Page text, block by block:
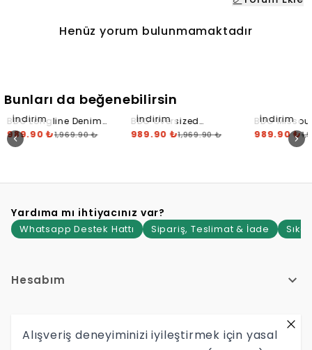
Alışveriş deneyiminizi iyileştirmek için yasal
Henüz yorum bulunmamaktadır
Bunları da beğenebilirsin
İndirim
BDG Longline Denim
Jorts - Indigo
989.90 ₺1,969.90 ₺
İndirim
BDG Oversized
Carpenter Shorts -
989.90 ₺1,969.90 ₺
İndirim
BDG
Jorts
989.90 ₺
Yardıma mı ihtiyacınız var?
Whatsapp Destek Hattı Sipariş, Teslimat & İade
Hesabım